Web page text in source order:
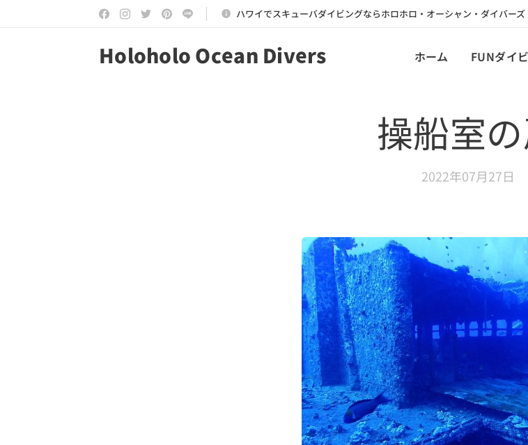
ハワイでスキューバダイビングならホロホロ・オーシャン・ダイバーズ
Holoholo Ocean Divers ホーム FUNダイ
操船室
2022年07月27日